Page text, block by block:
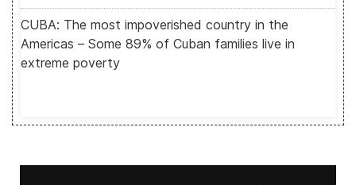
CUBA: The most impoverished country in the
Americas – Some 89% of Cuban families live in
extreme poverty